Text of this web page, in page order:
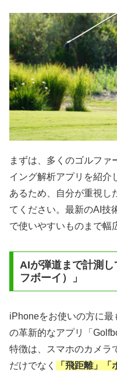
まずは、多くのゴルファ
イング解析アプリを紹介
あるため、自分が重視し
てください。最新のAI技
で使いやすいものまで幅
AIが弾道まで計測
フボーイ）」
iPhoneをお使いの方に
の革新的なアプリ「
特徴は、スマホのカメラ
だけでなく
「飛距離」「